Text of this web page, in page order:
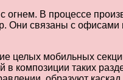
В процессе
Они связаны с
целых мобильных
композиции таких